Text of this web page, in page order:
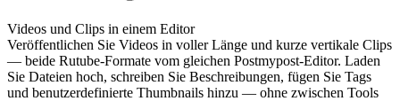
Videos und Clips in einem Editor
Veröffentlichen Sie Videos in voller Länge und kurze vertikale Clips
— beide Rutube-Formate vom gleichen Postmypost-Editor. Laden
Sie Dateien hoch, schreiben Sie Beschreibungen, fügen Sie Tags
und benutzerdefinierte Thumbnails hinzu — ohne zwischen Tools